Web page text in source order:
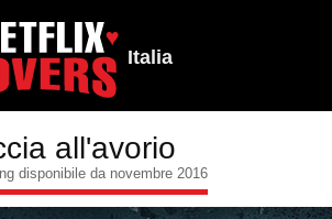
Italia
all'avorio
disponibile da novembre 2016